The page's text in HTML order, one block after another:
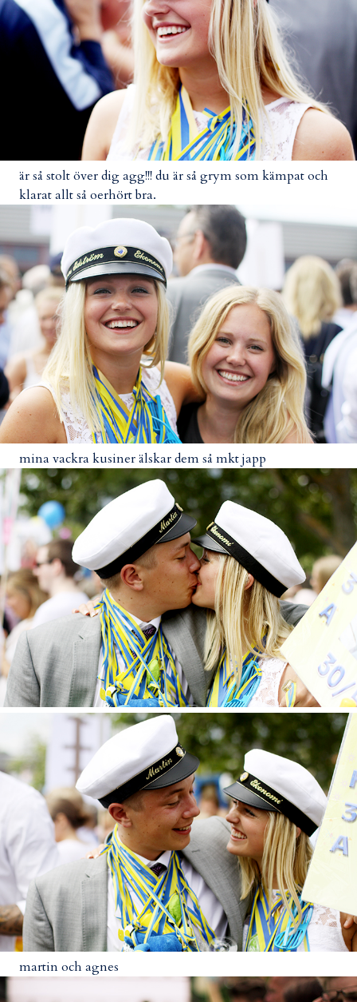
är så stolt över dig agg!!! du är så grym som kämpat och
klarat allt så oerhört bra.
mina vackra kusiner älskar dem så mkt japp
martin och agnes